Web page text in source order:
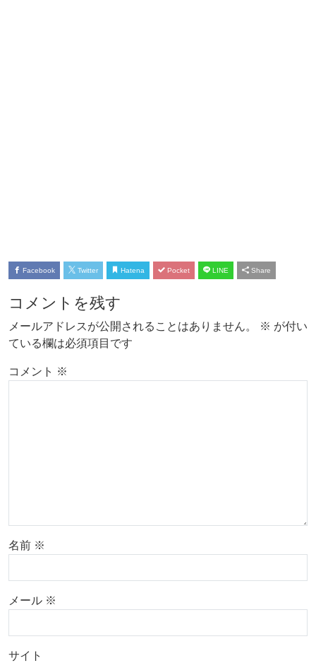
Facebook Twitter Hatena Pocket LINE Share
コメントを残す
メールアドレスが公開されることはありません。 ※ が付い
ている欄は必須項目です
コメント ※
名前 ※
メール ※
サイト